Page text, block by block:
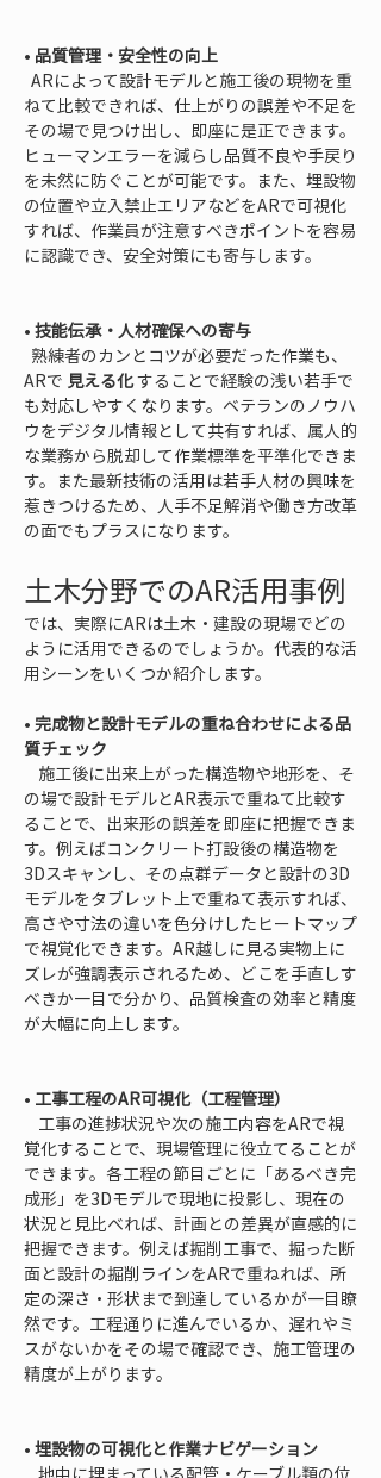
• 品質管理・安全性の向上
ねて比較できれば、仕上がりの誤差や不足を
その場で見つけ出し、即座に是正できます。
ヒューマンエラーを減らし品質不良や手戻り
を未然に防ぐことが可能です。また、埋設物
の位置や立入禁止エリアなどをARで可視化
すれば、作業員が注意すべきポイントを容易
に認識でき、安全対策にも寄与します。
• 技能伝承・人材確保への寄与
ARで 見える化 することで経験の浅い若手で
も対応しやすくなります。ベテランのノウハ
ウをデジタル情報として共有すれば、属人的
な業務から脱却して作業標準を平準化できま
す。また最新技術の活用は若手人材の興味を
惹きつけるため、人手不足解消や働き方改革
の面でもプラスになります。
土木分野でのAR活用事例
では、実際にARは土木・建設の現場でどの
ように活用できるのでしょうか。代表的な活
用シーンをいくつか紹介します。
• 完成物と設計モデルの重ね合わせによる品
質チェック
の場で設計モデルとAR表示で重ねて比較す
ることで、出来形の誤差を即座に把握できま
す。例えばコンクリート打設後の構造物を
3Dスキャンし、その点群データと設計の3D
モデルをタブレット上で重ねて表示すれば、
高さや寸法の違いを色分けしたヒートマップ
で視覚化できます。AR越しに見る実物上に
ズレが強調表示されるため、どこを手直しす
べきか一目で分かり、品質検査の効率と精度
が大幅に向上します。
• 工事工程のAR可視化（工程管理）
覚化することで、現場管理に役立てることが
できます。各工程の節目ごとに「あるべき完
成形」を3Dモデルで現地に投影し、現在の
状況と見比べれば、計画との差異が直感的に
把握できます。例えば掘削工事で、掘った断
面と設計の掘削ラインをARで重ねれば、所
定の深さ・形状まで到達しているかが一目瞭
然です。工程通りに進んでいるか、遅れやミ
スがないかをその場で確認でき、施工管理の
精度が上がります。
• 埋設物の可視化と作業ナビゲーション